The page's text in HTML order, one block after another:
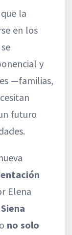
la
en los
y
—familias,
futuro
Elena
no solo